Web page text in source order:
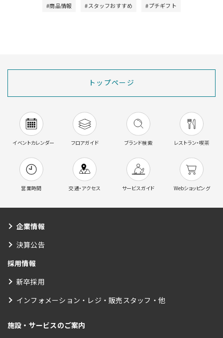
#商品情報 #スタッフおすすめ #プチギフト
トップページ
イベントカレンダー フロアガイド ブランド検索 レストラン・喫茶
営業時間 交通・アクセス サービスガイド Webショッピング
企業情報
決算公告
採用情報
新卒採用
インフォメーション・レジ・販売スタッフ・他
施設・サービスのご案内